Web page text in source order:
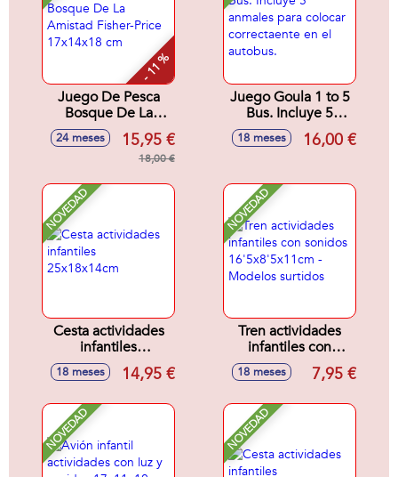
- 11 %
Juego De Pesca
Bosque De La
Amistad Fisher-
Price 17x14x18 cm
24 meses 15,95 €
18,00 €
Juego Goula 1 to 5
Bus. Incluye 5
anmales para
colocar
18 meses 16,00 €
NOVEDAD
Cesta actividades
infantiles
25x18x14cm
18 meses 14,95 €
NOVEDAD
Tren actividades
infantiles con
sonidos
16'5x8'5x11cm -
18 meses 7,95 €
NOVEDAD NOVEDAD